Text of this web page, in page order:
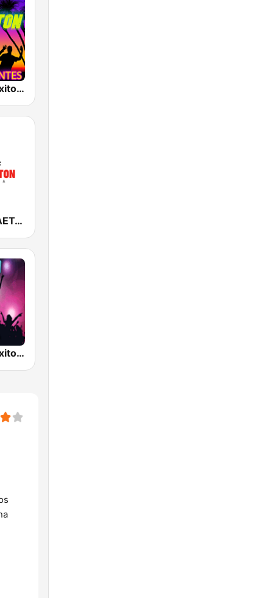
Reggaeton Exitos de Antes Radio
SOLO REGGAETON
Reggaeton Exitos de Hoy